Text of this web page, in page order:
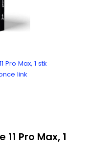
Pro Max, 1 stk
link
Pro Max, 1